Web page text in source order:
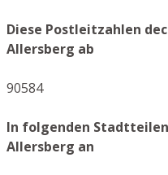
Diese Postleitzahlen
Allersberg ab
90584
In folgenden
Allersberg an